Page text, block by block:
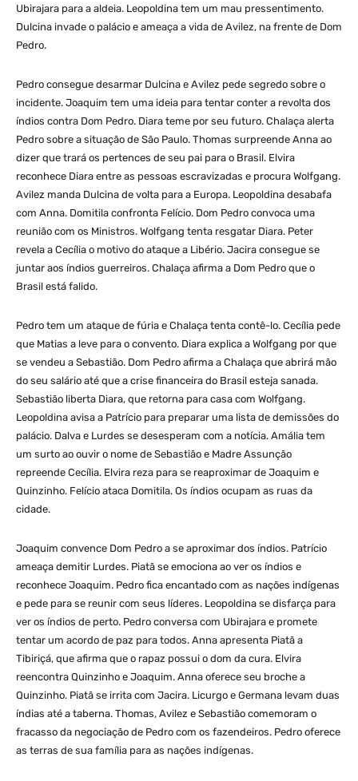
Ubirajara para a aldeia. Leopoldina tem um mau pressentimento.
Dulcina invade o palácio e ameaça a vida de Avilez, na frente de Dom
Pedro.
Pedro consegue desarmar Dulcina e Avilez pede segredo sobre o
incidente. Joaquim tem uma ideia para tentar conter a revolta dos
índios contra Dom Pedro. Diara teme por seu futuro. Chalaça alerta
Pedro sobre a situação de São Paulo. Thomas surpreende Anna ao
dizer que trará os pertences de seu pai para o Brasil. Elvira
reconhece Diara entre as pessoas escravizadas e procura Wolfgang.
Avilez manda Dulcina de volta para a Europa. Leopoldina desabafa
com Anna. Domitila confronta Felício. Dom Pedro convoca uma
reunião com os Ministros. Wolfgang tenta resgatar Diara. Peter
revela a Cecília o motivo do ataque a Libério. Jacira consegue se
juntar aos índios guerreiros. Chalaça afirma a Dom Pedro que o
Brasil está falido.
Pedro tem um ataque de fúria e Chalaça tenta contê-lo. Cecília pede
que Matias a leve para o convento. Diara explica a Wolfgang por que
se vendeu a Sebastião. Dom Pedro afirma a Chalaça que abrirá mão
do seu salário até que a crise financeira do Brasil esteja sanada.
Sebastião liberta Diara, que retorna para casa com Wolfgang.
Leopoldina avisa a Patrício para preparar uma lista de demissões do
palácio. Dalva e Lurdes se desesperam com a notícia. Amália tem
um surto ao ouvir o nome de Sebastião e Madre Assunção
repreende Cecília. Elvira reza para se reaproximar de Joaquim e
Quinzinho. Felício ataca Domitila. Os índios ocupam as ruas da
cidade.
Joaquim convence Dom Pedro a se aproximar dos índios. Patrício
ameaça demitir Lurdes. Piatã se emociona ao ver os índios e
reconhece Joaquim. Pedro fica encantado com as nações indígenas
e pede para se reunir com seus líderes. Leopoldina se disfarça para
ver os índios de perto. Pedro conversa com Ubirajara e promete
tentar um acordo de paz para todos. Anna apresenta Piatã a
Tibiriçá, que afirma que o rapaz possui o dom da cura. Elvira
reencontra Quinzinho e Joaquim. Anna oferece seu broche a
Quinzinho. Piatã se irrita com Jacira. Licurgo e Germana levam duas
índias até a taberna. Thomas, Avilez e Sebastião comemoram o
fracasso da negociação de Pedro com os fazendeiros. Pedro oferece
as terras de sua família para as nações indígenas.